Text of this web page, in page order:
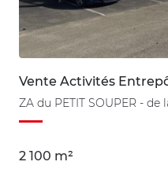
Vente Activités
ZA du PETIT SOUPER - de
2 100 m²